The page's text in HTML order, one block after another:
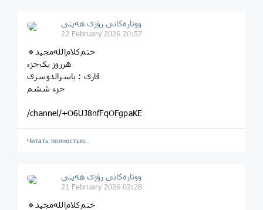
ووتارەکانی رۆژی ھەینی
22 February 2026 20:57
هرروز یک‌جزء
قاری‌ : یاسرالدوسری
جزء‌ ششم
/channel/+O6UJ8nfFqOFgpaKE
Читать полностью…
ووتارەکانی رۆژی ھەینی
21 February 2026 02:28